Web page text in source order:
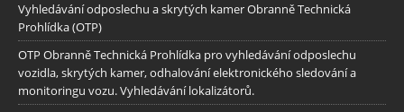
Vyhledávání odposlechu a skrytých kamer Obranně Technická
Prohlídka (OTP)
OTP Obranně Technická Prohlídka pro vyhledávání odposlechu
vozidla, skrytých kamer, odhalování elektronického sledování a
monitoringu vozu. Vyhledávání lokalizátorů.